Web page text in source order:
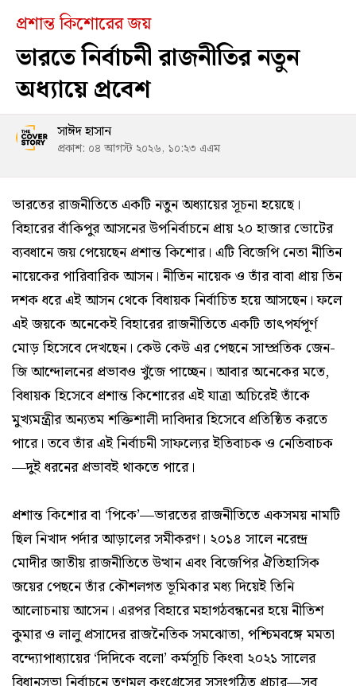
প্রশান্ত কিশোরের জয়
ভারতে নির্বাচনী রাজনীতির নতুন
অধ্যায়ে প্রবেশ
সাঈদ হাসান
প্রকাশ: ০৪ আগস্ট ২০২৬, ১০:২৩ এএম
ভারতের রাজনীতিতে একটি নতুন অধ্যায়ের সূচনা হয়েছে।
বিহারের বাঁকিপুর আসনের উপনির্বাচনে প্রায় ২০ হাজার ভোটের
ব্যবধানে জয় পেয়েছেন প্রশান্ত কিশোর। এটি বিজেপি নেতা নীতিন
নায়েকের পারিবারিক আসন। নীতিন নায়েক ও তাঁর বাবা প্রায় তিন
দশক ধরে এই আসন থেকে বিধায়ক নির্বাচিত হয়ে আসছেন। ফলে
এই জয়কে অনেকেই বিহারের রাজনীতিতে একটি তাৎপর্যপূর্ণ
মোড় হিসেবে দেখছেন। কেউ কেউ এর পেছনে সাম্প্রতিক জেন-
জি আন্দোলনের প্রভাবও খুঁজে পাচ্ছেন। আবার অনেকের মতে,
বিধায়ক হিসেবে প্রশান্ত কিশোরের এই যাত্রা অচিরেই তাঁকে
মুখ্যমন্ত্রীর অন্যতম শক্তিশালী দাবিদার হিসেবে প্রতিষ্ঠিত করতে
পারে। তবে তাঁর এই নির্বাচনী সাফল্যের ইতিবাচক ও নেতিবাচক
—দুই ধরনের প্রভাবই থাকতে পারে।
প্রশান্ত কিশোর বা ‘পিকে’—ভারতের রাজনীতিতে একসময় নামটি
ছিল নিখাদ পর্দার আড়ালের সমীকরণ। ২০১৪ সালে নরেন্দ্র
মোদীর জাতীয় রাজনীতিতে উত্থান এবং বিজেপির ঐতিহাসিক
জয়ের পেছনে তাঁর কৌশলগত ভূমিকার মধ্য দিয়েই তিনি
আলোচনায় আসেন। এরপর বিহারে মহাগঠবন্ধনের হয়ে নীতিশ
কুমার ও লালু প্রসাদের রাজনৈতিক সমঝোতা, পশ্চিমবঙ্গে মমতা
বন্দ্যোপাধ্যায়ের ‘দিদিকে বলো’ কর্মসূচি কিংবা ২০২১ সালের